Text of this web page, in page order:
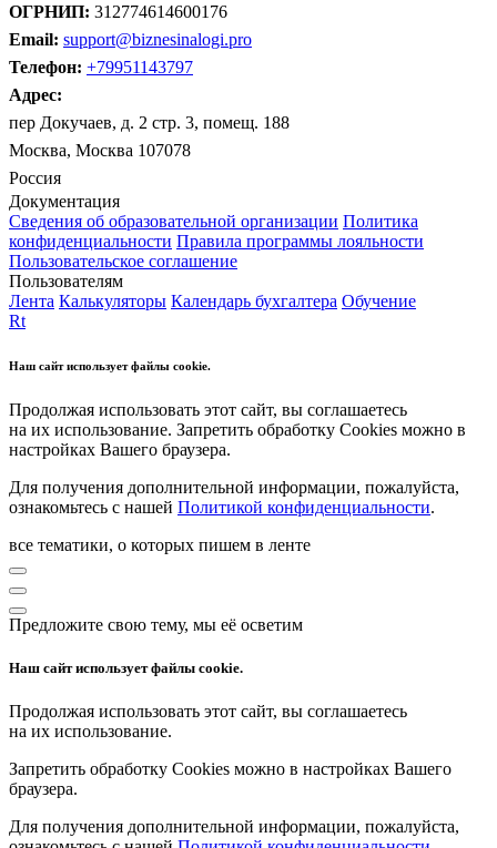
ОГРНИП: 312774614600176
Email: support@biznesinalogi.pro
Телефон: +79951143797
Адрес:
пер Докучаев, д. 2 стр. 3, помещ. 188
Москва, Москва 107078
Россия
Документация
Сведения об образовательной организации Политика
конфиденциальности Правила программы лояльности
Пользовательское соглашение
Пользователям
Лента Калькуляторы Календарь бухгалтера Обучение
Rt
Наш сайт использует файлы cookie.
Продолжая использовать этот сайт, вы соглашаетесь
на их использование. Запретить обработку Cookies можно в
настройках Вашего браузера.
Для получения дополнительной информации, пожалуйста,
ознакомьтесь с нашей Политикой конфиденциальности.
все тематики, о которых пишем в ленте
Предложите свою тему, мы её осветим
Наш сайт использует файлы cookie.
Продолжая использовать этот сайт, вы соглашаетесь
на их использование.
Запретить обработку Cookies можно в настройках Вашего
браузера.
Для получения дополнительной информации, пожалуйста,